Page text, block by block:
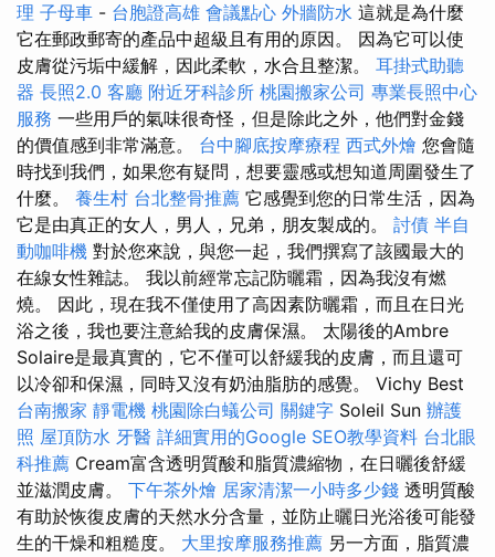
理 子母車 - 台胞證高雄 會議點心 外牆防水 這就是為什麼
它在郵政郵寄的產品中超級且有用的原因。 因為它可以使
皮膚從污垢中緩解，因此柔軟，水合且整潔。 耳掛式助聽
器 長照2.0 客廳 附近牙科診所 桃園搬家公司 專業長照中心
服務 一些用戶的氣味很奇怪，但是除此之外，他們對金錢
的價值感到非常滿意。 台中腳底按摩療程 西式外燴 您會隨
時找到我們，如果您有疑問，想要靈感或想知道周圍發生了
什麼。 養生村 台北整骨推薦 它感覺到您的日常生活，因為
它是由真正的女人，男人，兄弟，朋友製成的。 討債 半自
動咖啡機 對於您來說，與您一起，我們撰寫了該國最大的
在線女性雜誌。 我以前經常忘記防曬霜，因為我沒有燃
燒。 因此，現在我不僅使用了高因素防曬霜，而且在日光
浴之後，我也要注意給我的皮膚保濕。 太陽後的Ambre
Solaire是最真實的，它不僅可以舒緩我的皮膚，而且還可
以冷卻和保濕，同時又沒有奶油脂肪的感覺。 Vichy Best
台南搬家 靜電機 桃園除白蟻公司 關鍵字 Soleil Sun 辦護
照 屋頂防水 牙醫 詳細實用的Google SEO教學資料 台北眼
科推薦 Cream富含透明質酸和脂質濃縮物，在日曬後舒緩
並滋潤皮膚。 下午茶外燴 居家清潔一小時多少錢 透明質酸
有助於恢復皮膚的天然水分含量，並防止曬日光浴後可能發
生的干燥和粗糙度。 大里按摩服務推薦 另一方面，脂質濃